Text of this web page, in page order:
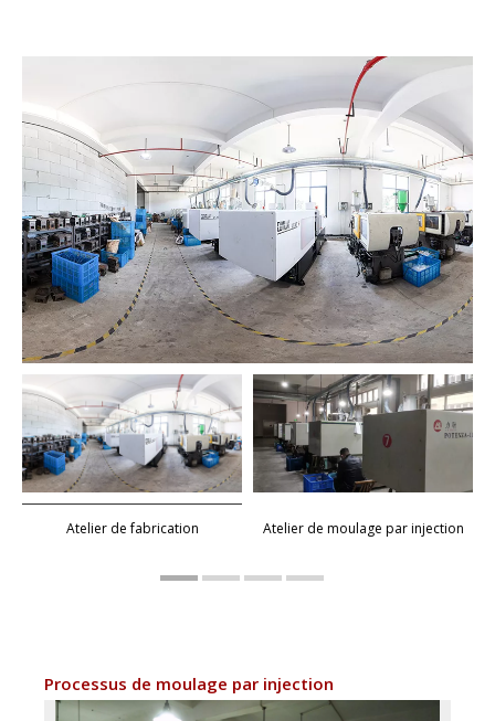
Atelier de fabrication Atelier de moulage par injection
Processus de moulage par injection